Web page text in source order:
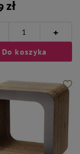
zł
+
Do koszyka